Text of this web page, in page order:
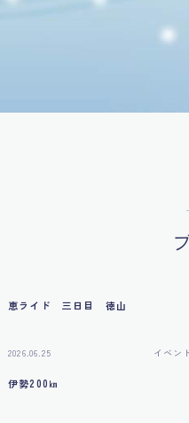
恵ライド 三日目 徳山
2026.06.25 イベント
伊勢200㎞